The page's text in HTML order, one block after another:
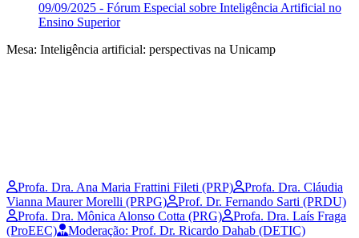
09/09/2025 - Fórum Especial sobre Inteligência Artificial no
Ensino Superior
Mesa: Inteligência artificial: perspectivas na Unicamp
Profa. Dra. Ana Maria Frattini Fileti (PRP)
Profa. Dra. Cláudia
Vianna Maurer Morelli (PRPG)
Prof. Dr. Fernando Sarti (PRDU)
Profa. Dra. Mônica Alonso Cotta (PRG)
Profa. Dra. Laís Fraga
(ProEEC)
Moderação: Prof. Dr. Ricardo Dahab (DETIC)